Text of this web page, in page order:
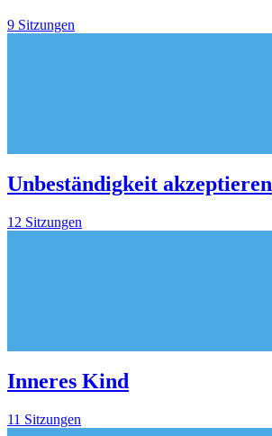
9 Sitzungen
Unbeständigkeit akzeptieren
12 Sitzungen
Inneres Kind
11 Sitzungen